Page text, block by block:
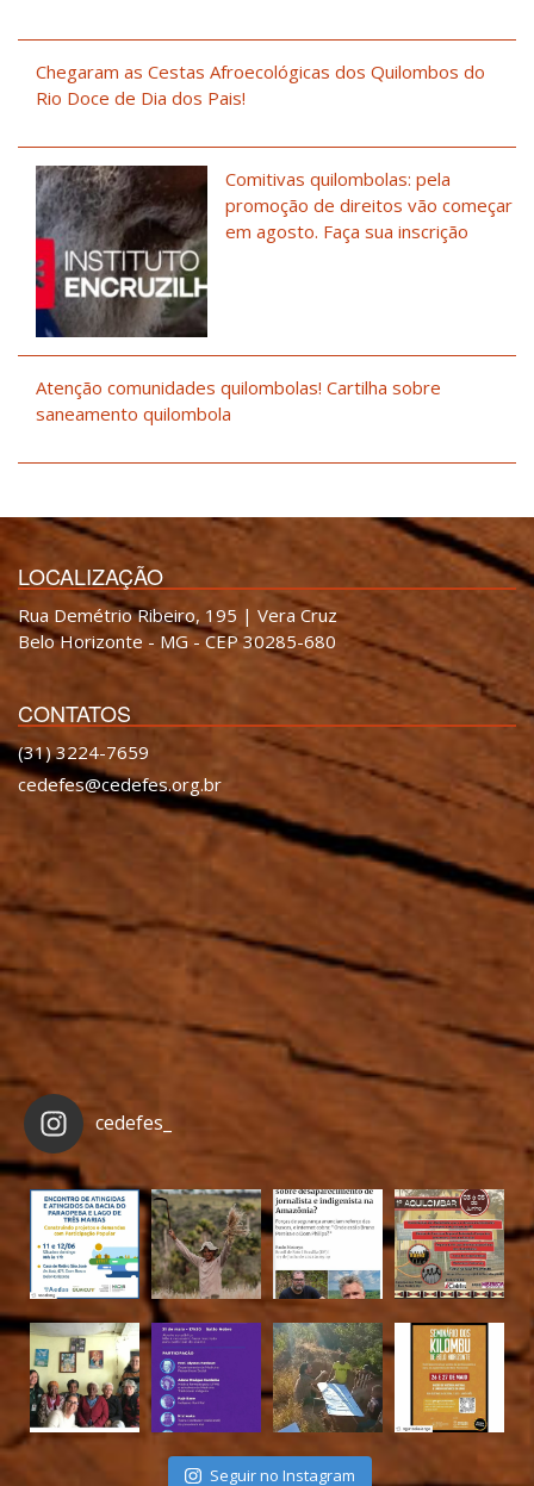
Chegaram as Cestas Afroecológicas dos Quilombos do
Rio Doce de Dia dos Pais!
Comitivas quilombolas: pela
promoção de direitos vão começar
em agosto. Faça sua inscrição
Atenção comunidades quilombolas! Cartilha sobre
saneamento quilombola
LOCALIZAÇÃO
Rua Demétrio Ribeiro, 195 | Vera Cruz
Belo Horizonte - MG - CEP 30285-680
CONTATOS
(31) 3224-7659
cedefes@cedefes.org.br
cedefes_
Seguir no Instagram